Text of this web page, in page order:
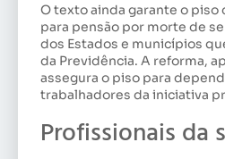
O texto ainda garante o piso
para pensão por morte de
dos Estados e municípios
da Previdência. A reforma,
assegura o piso para
trabalhadores da iniciativa
Profissionais da